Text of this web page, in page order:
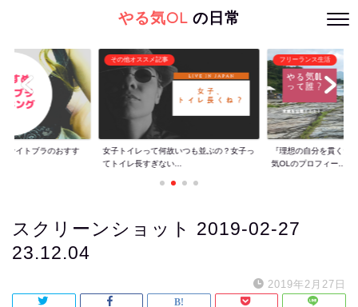
やる気OLの日常
ナイトブラのおすす
その他オススメ記事
女子トイレって何故いつも並ぶの？女子っ
てトイレ長すぎない...
フリーランス生活
『理想の自分を貫くた
気OLのプロフィー...
スクリーンショット 2019-02-27
23.12.04
2019年2月27日